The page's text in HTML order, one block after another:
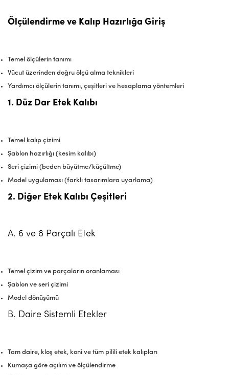
Ölçülendirme ve Kalıp Hazırlığa Giriş
Temel ölçülerin tanımı
Vücut üzerinden doğru ölçü alma teknikleri
Yardımcı ölçülerin tanımı, çeşitleri ve hesaplama yöntemleri
1. Düz Dar Etek Kalıbı
Temel kalıp çizimi
Şablon hazırlığı (kesim kalıbı)
Seri çizimi (beden büyütme/küçültme)
Model uygulaması (farklı tasarımlara uyarlama)
2. Diğer Etek Kalıbı Çeşitleri
A. 6 ve 8 Parçalı Etek
Temel çizim ve parçaların oranlaması
Şablon ve seri çizimi
Model dönüşümü
B. Daire Sistemli Etekler
Tam daire, kloş etek, koni ve tüm pilili etek kalıpları
Kumaşa göre açılım ve ölçülendirme